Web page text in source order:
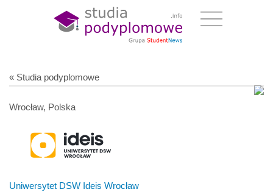
« Studia podyplomowe
Wrocław, Polska
Uniwersytet DSW Ideis Wrocław